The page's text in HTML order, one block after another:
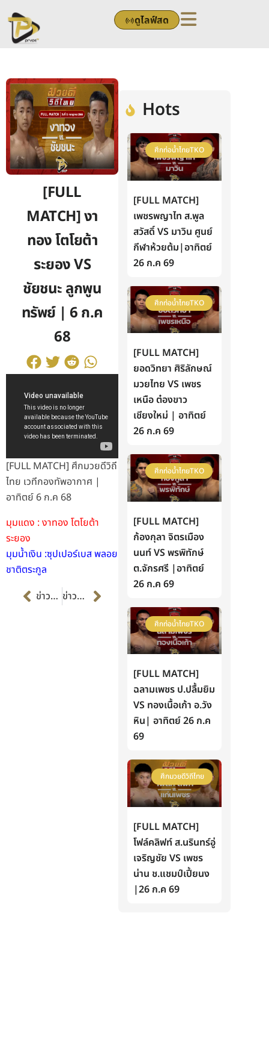
to
content
ดูไลฟ์สด
[FULL
MATCH] งา
ทอง โตโยต้า
ระยอง VS
ชัยชนะ ลูกพูน
ทรัพย์ | 6 ก.ค
68
[FULL MATCH] ศึกมวยดีวิถี
ไทย เวทีกองทัพอากาศ |
อาทิตย์ 6 ก.ค 68
มุมแดง : งาทอง โตโยต้า
ระยอง
มุมน้ำเงิน :ซุปเปอร์เบส พลอย
ชาติตระกูล
Prevข่าวก่อนหน้า ข่าวต่อไป Next
Hots
ศึกท่อน้ำไทยTKO
[FULL MATCH]
เพชรพญาไท ส.พูล
สวัสดิ์ VS มาวิน ศูนย์
กีฬาห้วยต้ม|อาทิตย์
26 ก.ค 69
ศึกท่อน้ำไทยTKO
[FULL MATCH]
ยอดวิทยา ศิริลักษณ์
มวยไทย VS เพชร
เหนือ ต๋องขาว
เชียงใหม่ | อาทิตย์
26 ก.ค 69
ศึกท่อน้ำไทยTKO
[FULL MATCH]
ก้องกุลา จิตรเมือง
นนท์ VS พรพิทักษ์
ต.จักรศรี |อาทิตย์
26 ก.ค 69
ศึกท่อน้ำไทยTKO
[FULL MATCH]
ฉลามเพชร ป.ปลื้มยิม
VS ทองเนื้อเก้า อ.วัง
หิน| อาทิตย์ 26 ก.ค
69
ศึกมวยดีวิถีไทย
[FULL MATCH]
โฟล์คลิฟท์ ส.นรินทร์อู่
เจริญชัย VS เพชร
น่าน ช.แชมป์เปี้ยนง
|26 ก.ค 69